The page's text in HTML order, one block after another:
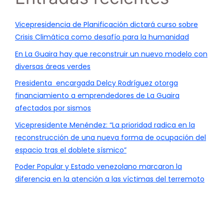
Vicepresidencia de Planificación dictará curso sobre
Crisis Climática como desafío para la humanidad
En La Guaira hay que reconstruir un nuevo modelo con
diversas áreas verdes
Presidenta encargada Delcy Rodríguez otorga
financiamiento a emprendedores de La Guaira
afectados por sismos
Vicepresidente Menéndez: “La prioridad radica en la
reconstrucción de una nueva forma de ocupación del
espacio tras el doblete sísmico”
Poder Popular y Estado venezolano marcaron la
diferencia en la atención a las víctimas del terremoto